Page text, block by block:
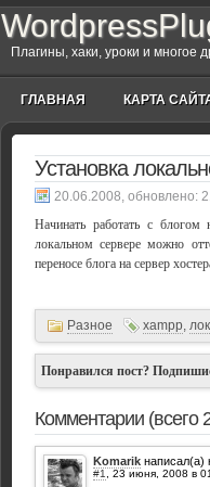
Плагины, хаки, уроки и многое
ГЛАВНАЯ КАРТА
Установка
, обновлено:
Начинать работать с
локальном сервере можно
переносе блога на сервер
Разное xampp,
Понравился пост?
Комментарии (всего
Komarik написал(а)
#1